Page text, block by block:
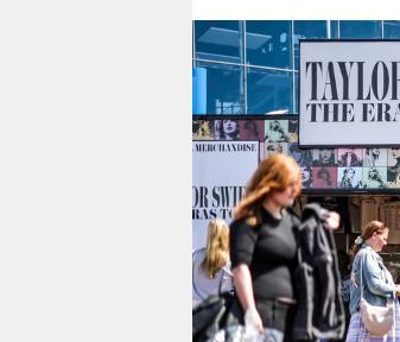
verlag
verlag
veranstaltungen
shop
fragen & hilfe
unterstützen
abo